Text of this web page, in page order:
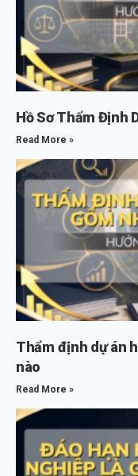
Hồ Sơ Thẩm Định
Read More »
Thẩm định dự án
nào
Read More »